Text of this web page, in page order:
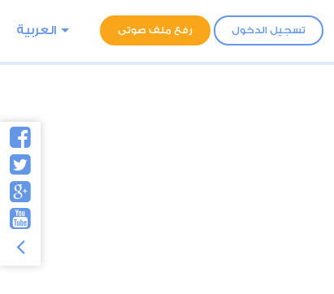
تسجيل الدخول رفع ملف صوتى العربية